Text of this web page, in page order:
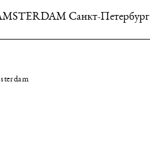
Санкт-Петербург